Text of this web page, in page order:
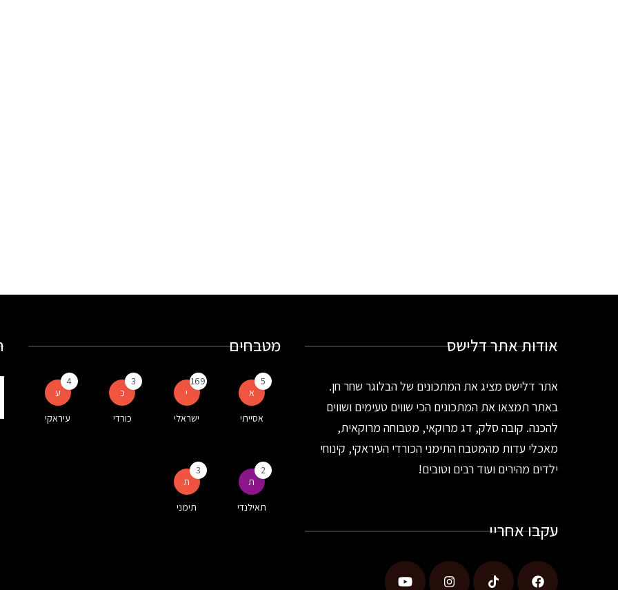
אודות אתר דלישס
אתר דלישס מציג את המתכונים של הבלוגר שחר חן.
באתר תמצאו את המתכונים הכי שווים טעימים ושווים
להכנה. קובה סלק, דג מרוקאי, מטבוחה מרוקאית,
מאכלי עדות מהמטבח התימני הכורדי העיראקי, קינוחי
ילדים מהירים ועוד רבים וטובים!
עקבו אחריי
מטבחים
א
5
אסייתי
י
169
ישראלי
כ
3
כורדי
ע
4
עיראקי
ת
2
תאילנדי
ת
3
תימני